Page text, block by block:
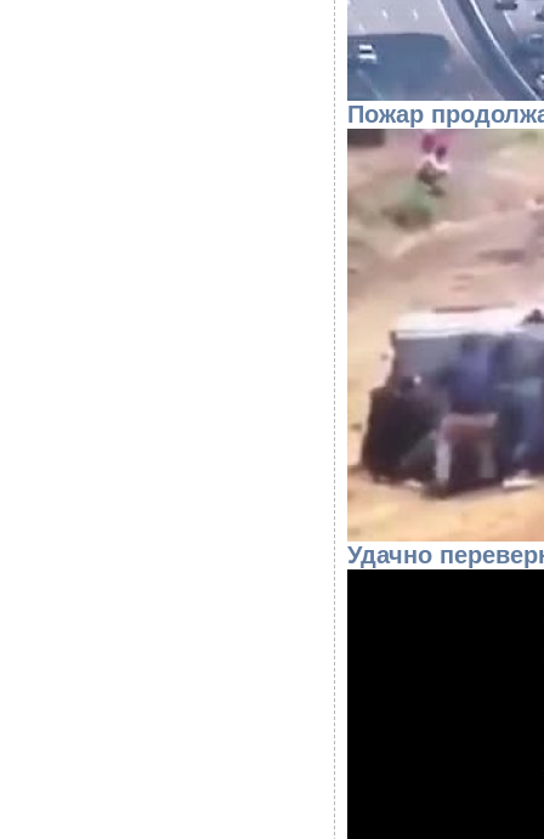
Пожар
Удачно